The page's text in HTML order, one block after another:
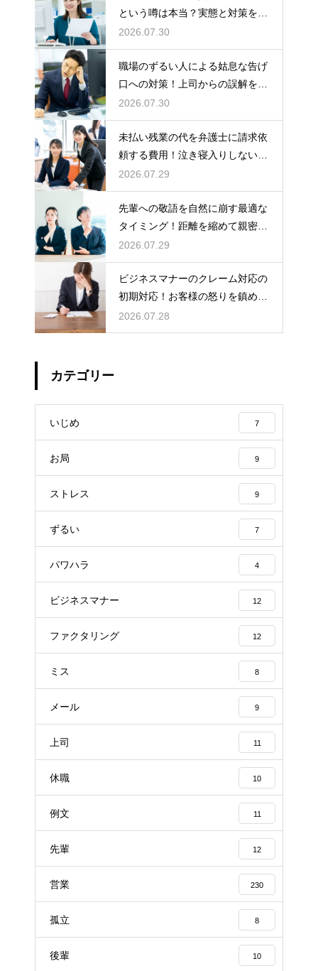
という噂は本当？実態と対策を徹
底解説
2026.07.30
職場のずるい人による姑息な告げ
口への対策！上司からの誤解を解
いて自分の身の潔白を証明する手
順
2026.07.30
未払い残業の代を弁護士に請求依
頼する費用！泣き寝入りしないた
めの知識
2026.07.29
先輩への敬語を自然に崩す最適な
タイミング！距離を縮めて親密な
関係を築くためのステップ
2026.07.29
ビジネスマナーのクレーム対応の
初期対応！お客様の怒りを鎮める
謝罪の形
2026.07.28
カテゴリー
いじめ 7
お局 9
ストレス 9
ずるい 7
パワハラ 4
ビジネスマナー 12
ファクタリング 12
ミス 8
メール 9
上司 11
休職 10
例文 11
先輩 12
営業 230
孤立 8
後輩 10